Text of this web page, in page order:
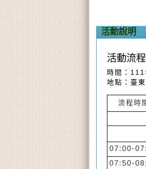
活動說明
活動流程
時間：
地點：臺
流程時
07:00-
07:50-